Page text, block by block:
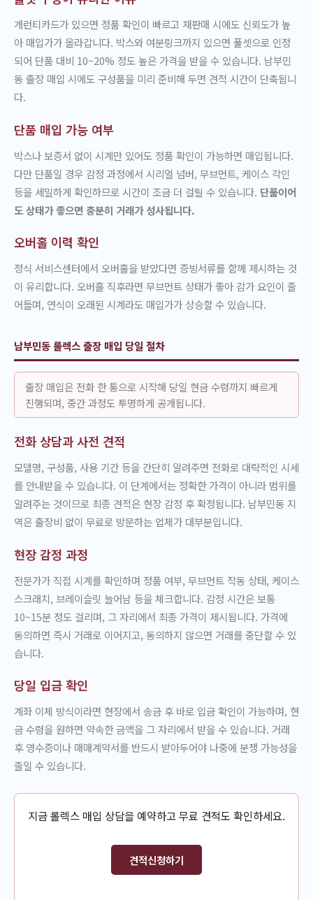
개런티카드가 있으면 정품 확인이 빠르고 재판매 시에도 신뢰도가 높
아 매입가가 올라갑니다. 박스와 여분링크까지 있으면 풀셋으로 인정
되어 단품 대비 10~20% 정도 높은 가격을 받을 수 있습니다. 남부민
동 출장 매입 시에도 구성품을 미리 준비해 두면 견적 시간이 단축됩니
다.
단품 매입 가능 여부
박스나 보증서 없이 시계만 있어도 정품 확인이 가능하면 매입됩니다.
다만 단품일 경우 감정 과정에서 시리얼 넘버, 무브먼트, 케이스 각인
등을 세밀하게 확인하므로 시간이 조금 더 걸릴 수 있습니다. 단품이어
도 상태가 좋으면 충분히 거래가 성사됩니다.
오버홀 이력 확인
정식 서비스센터에서 오버홀을 받았다면 증빙서류를 함께 제시하는 것
이 유리합니다. 오버홀 직후라면 무브먼트 상태가 좋아 감가 요인이 줄
어들며, 연식이 오래된 시계라도 매입가가 상승할 수 있습니다.
남부민동 롤렉스 출장 매입 당일 절차
출장 매입은 전화 한 통으로 시작해 당일 현금 수령까지 빠르게
진행되며, 중간 과정도 투명하게 공개됩니다.
전화 상담과 사전 견적
모델명, 구성품, 사용 기간 등을 간단히 알려주면 전화로 대략적인 시세
를 안내받을 수 있습니다. 이 단계에서는 정확한 가격이 아니라 범위를
알려주는 것이므로 최종 견적은 현장 감정 후 확정됩니다. 남부민동 지
역은 출장비 없이 무료로 방문하는 업체가 대부분입니다.
현장 감정 과정
전문가가 직접 시계를 확인하며 정품 여부, 무브먼트 작동 상태, 케이스
스크래치, 브레이슬릿 늘어남 등을 체크합니다. 감정 시간은 보통
10~15분 정도 걸리며, 그 자리에서 최종 가격이 제시됩니다. 가격에
동의하면 즉시 거래로 이어지고, 동의하지 않으면 거래를 중단할 수 있
습니다.
당일 입금 확인
계좌 이체 방식이라면 현장에서 송금 후 바로 입금 확인이 가능하며, 현
금 수령을 원하면 약속한 금액을 그 자리에서 받을 수 있습니다. 거래
후 영수증이나 매매계약서를 반드시 받아두어야 나중에 분쟁 가능성을
줄일 수 있습니다.
지금 롤렉스 매입 상담을 예약하고 무료 견적도 확인하세요.
견적신청하기